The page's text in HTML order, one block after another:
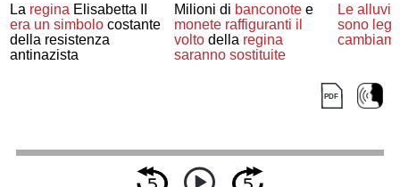
La regina Elisabetta II
era un simbolo costante
della resistenza
antinazista
Milioni di banconotee
monete raffiguranti il
voltodella regina
saranno sostituite
Le
sono